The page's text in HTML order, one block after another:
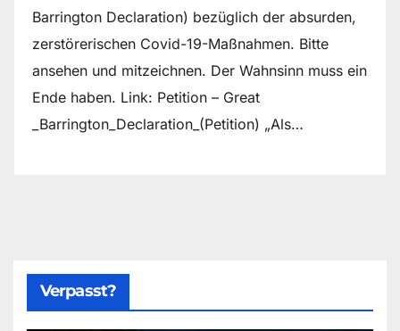
Barrington Declaration) bezüglich der absurden,
zerstörerischen Covid-19-Maßnahmen. Bitte
ansehen und mitzeichnen. Der Wahnsinn muss ein
Ende haben. Link: Petition – Great
_Barrington_Declaration_(Petition) „Als…
Verpasst?